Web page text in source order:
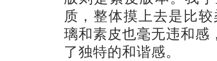
质，整体摸上去是比
璃和素皮也毫无违和
了独特的和谐感。